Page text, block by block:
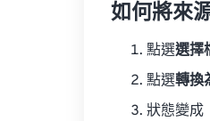
如何將來
點選選擇
點選轉換
狀態變成